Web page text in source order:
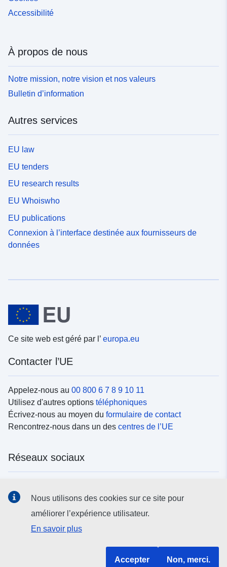
Accessibilité
À propos de nous
Notre mission, notre vision et nos valeurs
Bulletin d’information
Autres services
EU law
EU tenders
EU research results
EU Whoiswho
EU publications
Connexion à l’interface destinée aux fournisseurs de
données
Ce site web est géré par l’ europa.eu
Contacter l’UE
Appelez-nous au 00 800 6 7 8 9 10 11
Utilisez d'autres options téléphoniques
Écrivez-nous au moyen du formulaire de contact
Rencontrez-nous dans un des centres de l’UE
Réseaux sociaux
Institutions et organes de l’UE
Nous utilisons des cookies sur ce site pour
améliorer l’expérience utilisateur.
En savoir plus
Accepter Non, merci.